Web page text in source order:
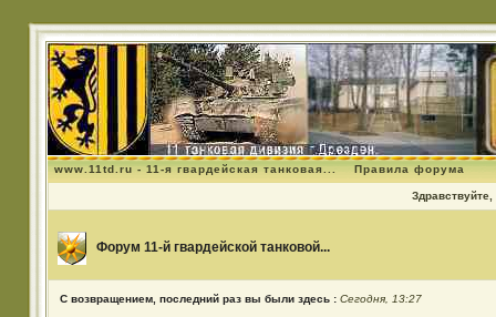
www.11td.ru - 11-я гвардейская танковая... Правила форума
Здравствуйте,
Форум 11-й гвардейской танковой...
С возвращением, последний раз вы были здесь : Сегодня, 13:27